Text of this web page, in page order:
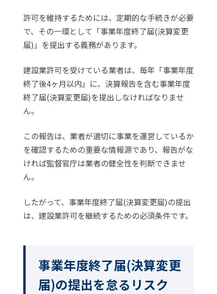
許可を維持するためには、定期的な手続きが必要
で、その一環として「事業年度終了届(決算変更
届)」を提出する義務があります。
建設業許可を受けている業者は、毎年「事業年度
終了後4ヶ月以内」に、決算報告を含む事業年度
終了届(決算変更届)を提出しなければなりませ
ん。
この報告は、業者が適切に事業を運営しているか
を確認するための重要な情報源であり、報告がな
ければ監督官庁は業者の健全性を判断できませ
ん。
したがって、事業年度終了届(決算変更届)の提出
は、建設業許可を継続するための必須条件です。
事業年度終了届(決算変更
届)の提出を怠るリスク